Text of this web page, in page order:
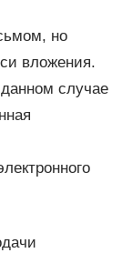
но
вложения.
случае